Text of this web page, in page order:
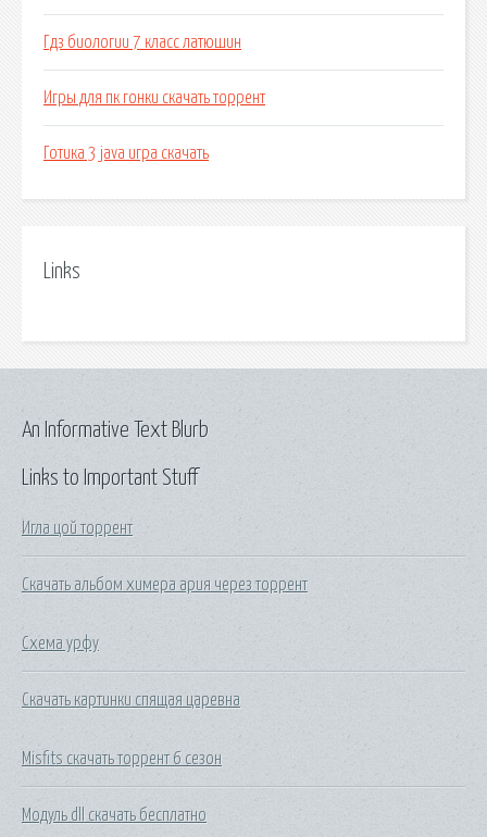
Гдз биологии 7 класс латюшин
Игры для пк гонки скачать торрент
Готика 3 java игра скачать
Links
Links to Important Stuff
Игла цой торрент
Скачать альбом химера ария через торрент
Схема урфу
Скачать картинки спящая царевна
Misfits скачать торрент 6 сезон
Модуль dll скачать бесплатно
An Informative Text Blurb